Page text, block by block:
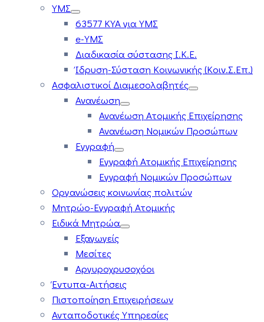
ΥΜΣ
63577 ΚΥΑ για ΥΜΣ
e-ΥΜΣ
Διαδικασία σύστασης Ι.Κ.Ε.
Ίδρυση-Σύσταση Κοινωνικής (Κοιν.Σ.Επ.)
Ασφαλιστικοί Διαμεσολαβητές
Ανανέωση
Ανανέωση Ατομικής Επιχείρησης
Ανανέωση Νομικών Προσώπων
Εγγραφή
Εγγραφή Ατομικής Επιχείρησης
Εγγραφή Νομικών Προσώπων
Οργανώσεις κοινωνίας πολιτών
Μητρώο-Εγγραφή Ατομικής
Ειδικά Μητρώα
Εξαγωγείς
Μεσίτες
Αργυροχρυσοχόοι
Έντυπα-Αιτήσεις
Πιστοποίηση Επιχειρήσεων
Ανταποδοτικές Υπηρεσίες